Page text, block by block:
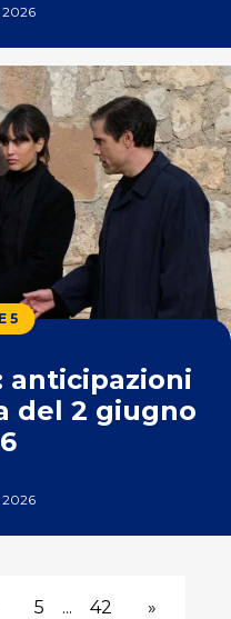
2026
5
anticipazioni
del 2 giugno
2026
5 ... 42 »